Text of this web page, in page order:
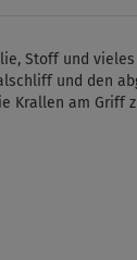
Stoff und
und den
Krallen am Griff